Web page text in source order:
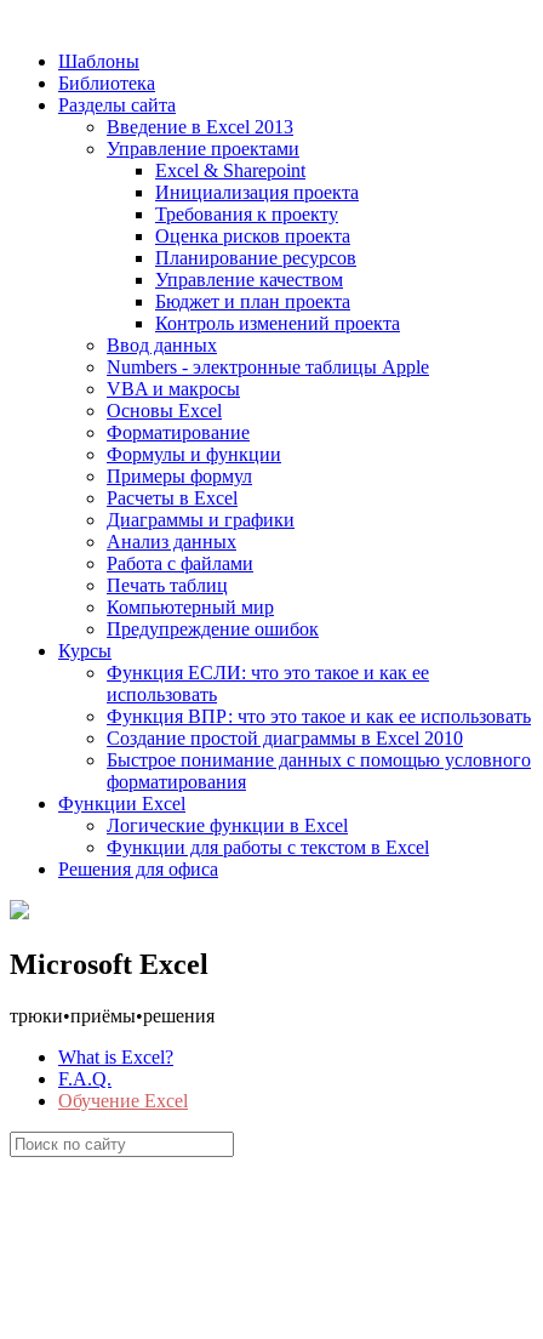
Шаблоны
Библиотека
Разделы сайта
Введение в Excel 2013
Управление проектами
Excel & Sharepoint
Инициализация проекта
Требования к проекту
Оценка рисков проекта
Планирование ресурсов
Управление качеством
Бюджет и план проекта
Контроль изменений проекта
Ввод данных
Numbers - электронные таблицы Apple
VBA и макросы
Основы Excel
Форматирование
Формулы и функции
Примеры формул
Расчеты в Excel
Диаграммы и графики
Анализ данных
Работа с файлами
Печать таблиц
Компьютерный мир
Предупреждение ошибок
Курсы
Функция ЕСЛИ: что это такое и как ее
использовать
Функция ВПР: что это такое и как ее использовать
Создание простой диаграммы в Excel 2010
Быстрое понимание данных с помощью условного
форматирования
Функции Excel
Логические функции в Excel
Функции для работы с текстом в Excel
Решения для офиса
Microsoft Excel
трюки•приёмы•решения
What is Excel?
F.A.Q.
Обучение Excel